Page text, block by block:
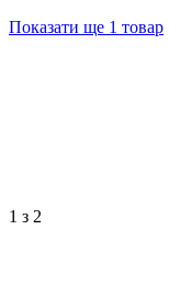
Показати ще 1 товар
1 з 2